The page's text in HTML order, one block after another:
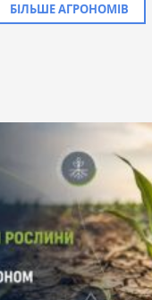
БІЛЬШЕ АГРОНОМІВ